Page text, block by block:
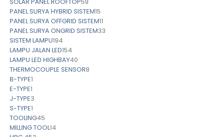
SOLAR PANEL ROOFTOP59
PANEL SURYA HYBRID SISTEM15
PANEL SURYA OFFGRID SISTEM11
PANEL SURYA ONGRID SISTEM33
SISTEM LAMPU194
LAMPU JALAN LED154
LAMPU LED HIGHBAY40
THERMOCOUPLE SENSOR8
B-TYPE1
E-TYPE1
J-TYPE3
S-TYPE1
TOOLING45
MILLING TOOL14